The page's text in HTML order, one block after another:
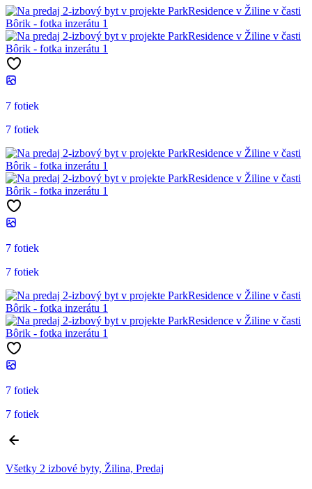
7 fotiek
7 fotiek
7 fotiek
7 fotiek
7 fotiek
7 fotiek
Všetky 2 izbové byty, Žilina, Predaj